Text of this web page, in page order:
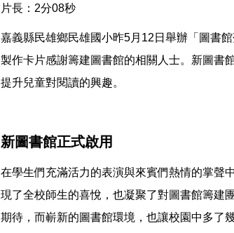
片長：2分08秒
嘉義縣民雄鄉民雄國小昨5月12日舉辦「圖書
製作卡片感謝籌建圖書館的相關人士。新圖書
提升兒童對閱讀的興趣。
新圖書館正式啟用
在學生們充滿活力的表演與來賓們熱情的掌聲
現了全校師生的喜悅，也凝聚了對圖書館籌建
期待，而嶄新的圖書館環境，也讓校園中多了